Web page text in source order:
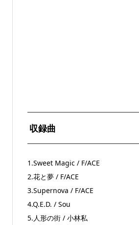
収録曲
1.Sweet Magic / F/ACE
2.花と夢 / F/ACE
3.Supernova / F/ACE
4.Q.E.D. / Sou
5.人形の街 / 小林私